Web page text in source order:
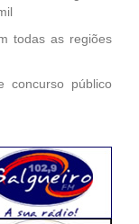
todas as regiões
concurso público